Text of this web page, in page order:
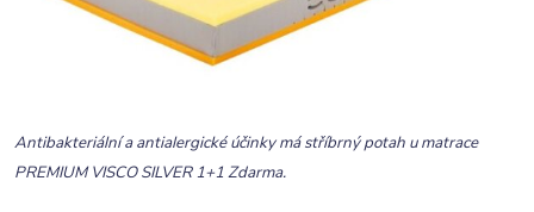
Antibakteriální a antialergické účinky má stříbrný potah u matrace
PREMIUM VISCO SILVER 1+1 Zdarma.